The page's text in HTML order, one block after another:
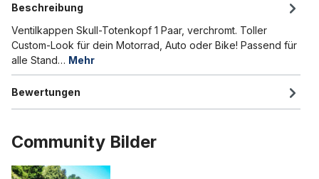
Beschreibung
Ventilkappen Skull-Totenkopf 1 Paar, verchromt. Toller
Custom-Look für dein Motorrad, Auto oder Bike! Passend für
alle Stand… Mehr
Bewertungen
Community Bilder